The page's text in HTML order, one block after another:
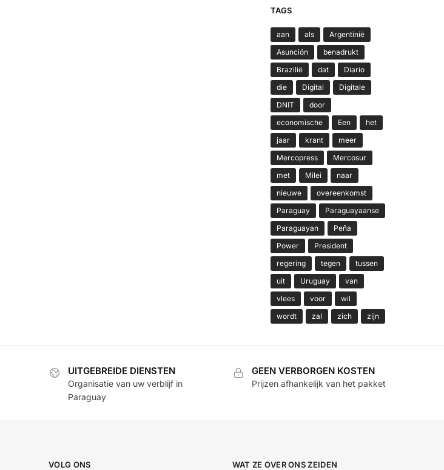
TAGS
aan als
Argentinië
Asunción
benadrukt
Brazilië
dat
Diario
die
Digital
Digitale
DNIT
door
economische
Een
het
jaar
krant
meer
Mercopress
Mercosur
met
Milei
naar
nieuwe
overeenkomst
Paraguay
Paraguayaanse
Paraguayan
Peña
Power
President
regering
tegen
tussen
uit
Uruguay
van
vlees
voor
wil
wordt
zal zich zijn
UITGEBREIDE DIENSTEN
Organisatie van uw verblijf in
Paraguay
GEEN VERBORGEN KOSTEN
Prijzen afhankelijk van het pakket
VOLG ONS WAT ZE OVER ONS ZEIDEN